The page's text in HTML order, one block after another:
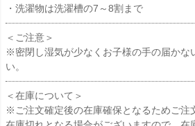
・洗濯物は洗濯槽の7～8割まで
＜ご注意＞
※密閉し湿気が少なくお子様の手の届かな
い。
＜在庫について＞
※ご注文確定後の在庫確保となるためご注